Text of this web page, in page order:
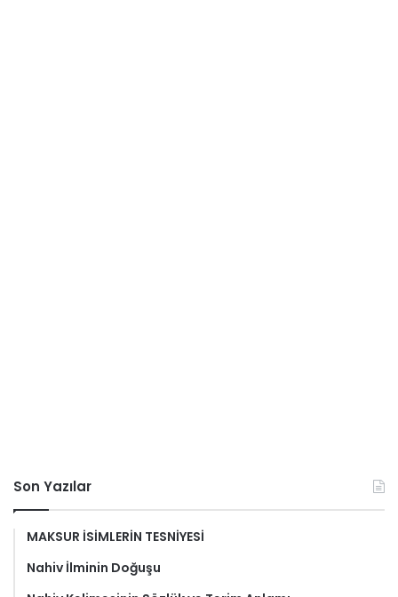
Son Yazılar
MAKSUR İSİMLERİN TESNİYESİ
Nahiv İlminin Doğuşu